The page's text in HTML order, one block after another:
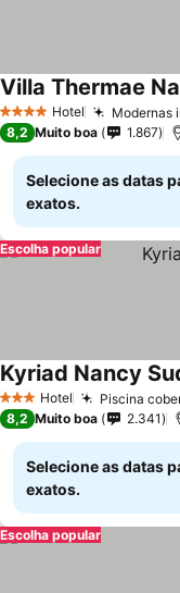
4 EstrelasHotel Modernas
Villa Thermae
8,2 Muito boa 1.867
Selecione as datas
exatos.
Escolha popular
3 EstrelasHotel Piscina
Kyriad Nancy
8,2 Muito boa 2.341
Selecione as datas
exatos.
Escolha popular